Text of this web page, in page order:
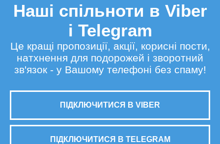
Наші спільноти в Viber
і Telegram
Це кращі пропозиції, акції, корисні пости,
натхнення для подорожей і зворотний
зв'язок - у Вашому телефоні без спаму!
ПІДКЛЮЧИТИСЯ В VIBER
ПІДКЛЮЧИТИСЯ В TELEGRAM